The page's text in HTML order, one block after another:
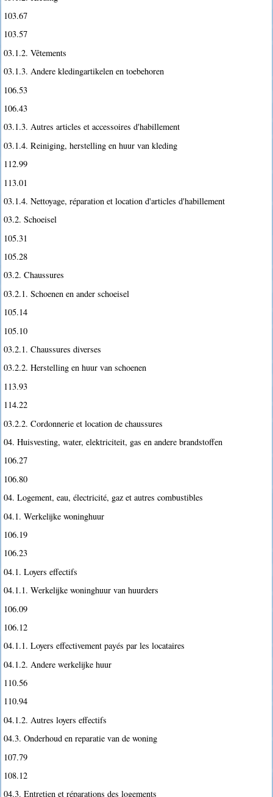
103.67
103.57
03.1.2. Vêtements
03.1.3. Andere kledingartikelen en toebehoren
106.53
106.43
03.1.3. Autres articles et accessoires d'habillement
03.1.4. Reiniging, herstelling en huur van kleding
112.99
113.01
03.1.4. Nettoyage, réparation et location d'articles d'habillement
03.2. Schoeisel
105.31
105.28
03.2. Chaussures
03.2.1. Schoenen en ander schoeisel
105.14
105.10
03.2.1. Chaussures diverses
03.2.2. Herstelling en huur van schoenen
113.93
114.22
03.2.2. Cordonnerie et location de chaussures
04. Huisvesting, water, elektriciteit, gas en andere brandstoffen
106.27
106.80
04. Logement, eau, électricité, gaz et autres combustibles
04.1. Werkelijke woninghuur
106.19
106.23
04.1. Loyers effectifs
04.1.1. Werkelijke woninghuur van huurders
106.09
106.12
04.1.1. Loyers effectivement payés par les locataires
04.1.2. Andere werkelijke huur
110.56
110.94
04.1.2. Autres loyers effectifs
04.3. Onderhoud en reparatie van de woning
107.79
108.12
04.3. Entretien et réparations des logements